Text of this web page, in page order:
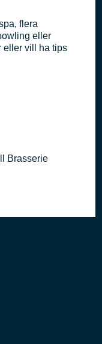
flera
eller
eller vill ha tips
Brasserie